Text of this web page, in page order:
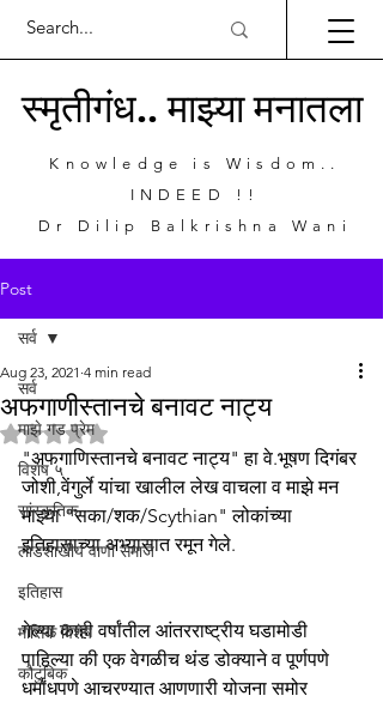
स्मृतीगंध.. माझ्या मनातला
Knowledge is Wisdom..
INDEED !!
Dr Dilip Balkrishna Wani
Post
सर्व
माझे गड प्रेम
विशेष ५
सांस्कृतिक
लाडशाखीय वाणी समाज
इतिहास
मासिक विशेष
कौटुंबिक
सर्व
अफगाणीस्तानचे बनावट नाट्य
Aug 23, 2021 4 min read
Rated NaN out of 5 stars.
"अफगाणिस्तानचे बनावट नाट्य" हा वे.भूषण दिगंबर
जोशी,वेंगुर्ले यांचा खालील लेख वाचला व माझे मन
माझ्या "सका/शक/Scythian" लोकांच्या
इतिहासाच्या अभ्यासात रमून गेले.
गेल्या काही वर्षांतील आंतरराष्ट्रीय घडामोडी
पाहिल्या की एक वेगळीच थंड डोक्याने व पूर्णपणे
धर्मांधपणे आचरण्यात आणणारी योजना समोर